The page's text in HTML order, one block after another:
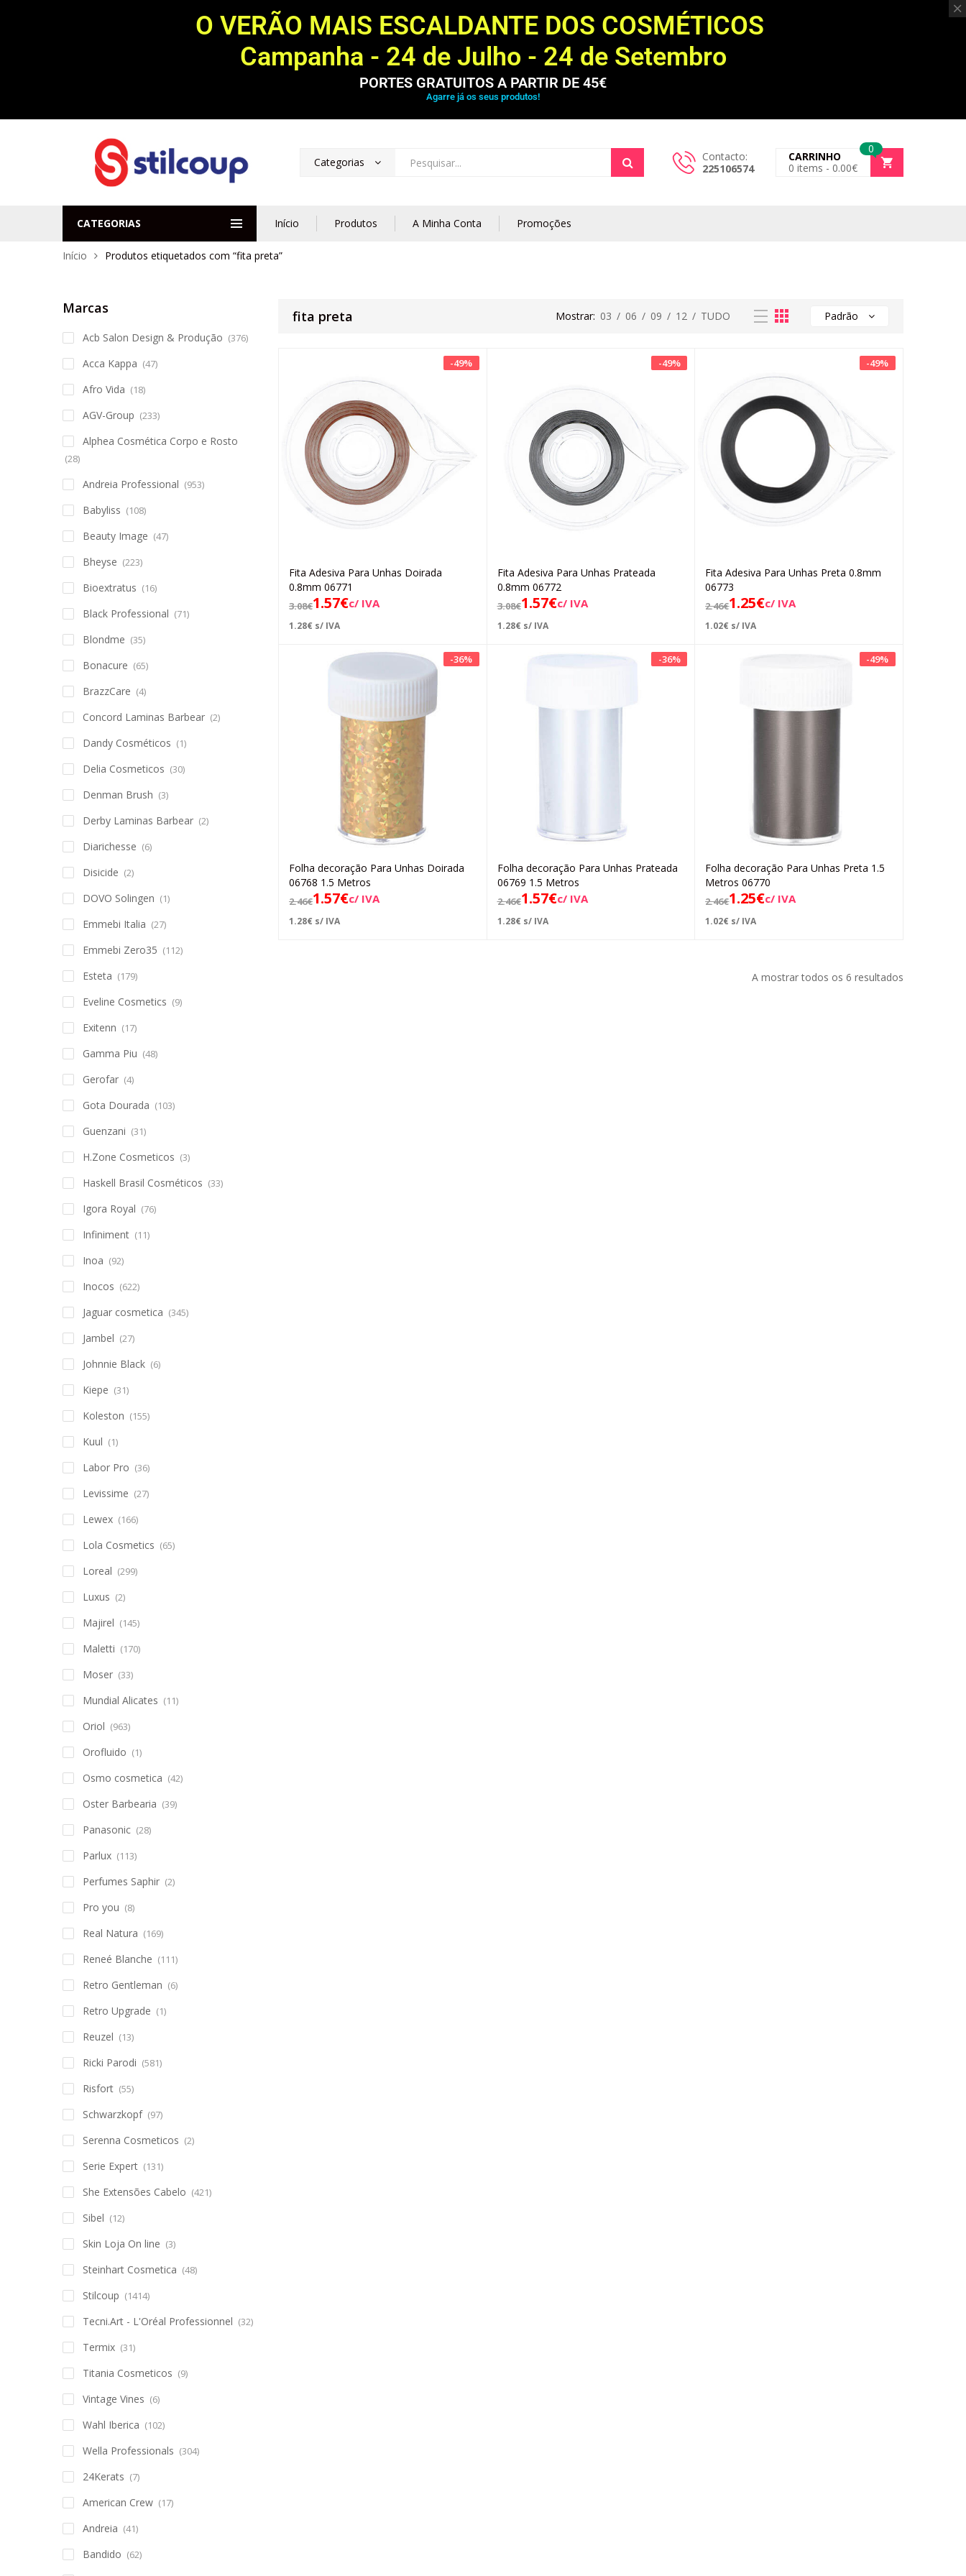
O VERÃO MAIS ESCALDANTE DOS COSMÉTICOS
Campanha - 24 de Julho - 24 de Setembro
PORTES GRATUITOS A PARTIR DE 45€
Agarre já os seus produtos!
Categorias
Contacto:
225106574
0
CARRINHO
0 items - 0.00€
CATEGORIAS Início Produtos A Minha Conta Promoções
Início Produtos etiquetados com “fita preta”
fita preta Mostrar: 03 / 06 / 09 / 12 / TUDO Padrão
-49%
Adicionar
Fita Adesiva Para Unhas Doirada
0.8mm 06771
3.08€1.57€c/ IVA
1.28€ s/ IVA
-49%
Adicionar
Fita Adesiva Para Unhas Prateada
0.8mm 06772
3.08€1.57€c/ IVA
1.28€ s/ IVA
-49%
Adicionar
Fita Adesiva Para Unhas Preta 0.8mm
06773
2.46€1.25€c/ IVA
1.02€ s/ IVA
-36%
Adicionar
Folha decoração Para Unhas Doirada
06768 1.5 Metros
2.46€1.57€c/ IVA
1.28€ s/ IVA
-36%
Adicionar
Folha decoração Para Unhas Prateada
06769 1.5 Metros
2.46€1.57€c/ IVA
1.28€ s/ IVA
-49%
Adicionar
Folha decoração Para Unhas Preta 1.5
Metros 06770
2.46€1.25€c/ IVA
1.02€ s/ IVA
A mostrar todos os 6 resultados
Marcas
Acb Salon Design & Produção (376)
Acca Kappa (47)
Afro Vida (18)
AGV-Group (233)
Alphea Cosmética Corpo e Rosto
(28)
Andreia Professional (953)
Babyliss (108)
Beauty Image (47)
Bheyse (223)
Bioextratus (16)
Black Professional (71)
Blondme (35)
Bonacure (65)
BrazzCare (4)
Concord Laminas Barbear (2)
Dandy Cosméticos (1)
Delia Cosmeticos (30)
Denman Brush (3)
Derby Laminas Barbear (2)
Diarichesse (6)
Disicide (2)
DOVO Solingen (1)
Emmebi Italia (27)
Emmebi Zero35 (112)
Esteta (179)
Eveline Cosmetics (9)
Exitenn (17)
Gamma Piu (48)
Gerofar (4)
Gota Dourada (103)
Guenzani (31)
H.Zone Cosmeticos (3)
Haskell Brasil Cosméticos (33)
Igora Royal (76)
Infiniment (11)
Inoa (92)
Inocos (622)
Jaguar cosmetica (345)
Jambel (27)
Johnnie Black (6)
Kiepe (31)
Koleston (155)
Kuul (1)
Labor Pro (36)
Levissime (27)
Lewex (166)
Lola Cosmetics (65)
Loreal (299)
Luxus (2)
Majirel (145)
Maletti (170)
Moser (33)
Mundial Alicates (11)
Oriol (963)
Orofluido (1)
Osmo cosmetica (42)
Oster Barbearia (39)
Panasonic (28)
Parlux (113)
Perfumes Saphir (2)
Pro you (8)
Real Natura (169)
Reneé Blanche (111)
Retro Gentleman (6)
Retro Upgrade (1)
Reuzel (13)
Ricki Parodi (581)
Risfort (55)
Schwarzkopf (97)
Serenna Cosmeticos (2)
Serie Expert (131)
She Extensões Cabelo (421)
Sibel (12)
Skin Loja On line (3)
Steinhart Cosmetica (48)
Stilcoup (1414)
Tecni.Art - L'Oréal Professionnel (32)
Termix (31)
Titania Cosmeticos (9)
Vintage Vines (6)
Wahl Iberica (102)
Wella Professionals (304)
24Kerats (7)
American Crew (17)
Andreia (41)
Bandido (62)